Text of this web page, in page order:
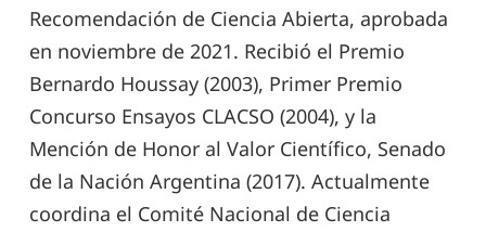
Recomendación de Ciencia Abierta, aprobada
en noviembre de 2021. Recibió el Premio
Bernardo Houssay (2003), Primer Premio
Concurso Ensayos CLACSO (2004), y la
Mención de Honor al Valor Científico, Senado
de la Nación Argentina (2017). Actualmente
coordina el Comité Nacional de Ciencia